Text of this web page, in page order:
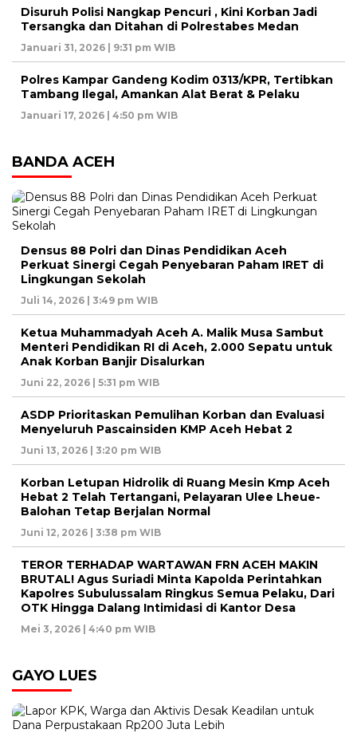
Disuruh Polisi Nangkap Pencuri , Kini Korban Jadi
Tersangka dan Ditahan di Polrestabes Medan
Januari 31, 2026 | 9:31 pm WIB
Polres Kampar Gandeng Kodim 0313/KPR, Tertibkan
Tambang Ilegal, Amankan Alat Berat & Pelaku
Januari 17, 2026 | 4:50 pm WIB
BANDA ACEH
Densus 88 Polri dan Dinas Pendidikan Aceh
Perkuat Sinergi Cegah Penyebaran Paham IRET di
Lingkungan Sekolah
Juli 14, 2026 | 3:49 pm WIB
Ketua Muhammadyah Aceh A. Malik Musa Sambut
Menteri Pendidikan RI di Aceh, 2.000 Sepatu untuk
Anak Korban Banjir Disalurkan
Juni 22, 2026 | 5:31 pm WIB
ASDP Prioritaskan Pemulihan Korban dan Evaluasi
Menyeluruh Pascainsiden KMP Aceh Hebat 2
Juni 13, 2026 | 3:20 pm WIB
Korban Letupan Hidrolik di Ruang Mesin Kmp Aceh
Hebat 2 Telah Tertangani, Pelayaran Ulee Lheue-
Balohan Tetap Berjalan Normal
Juni 12, 2026 | 3:38 pm WIB
TEROR TERHADAP WARTAWAN FRN ACEH MAKIN
BRUTAL! Agus Suriadi Minta Kapolda Perintahkan
Kapolres Subulussalam Ringkus Semua Pelaku, Dari
OTK Hingga Dalang Intimidasi di Kantor Desa
Mei 3, 2026 | 4:40 pm WIB
GAYO LUES